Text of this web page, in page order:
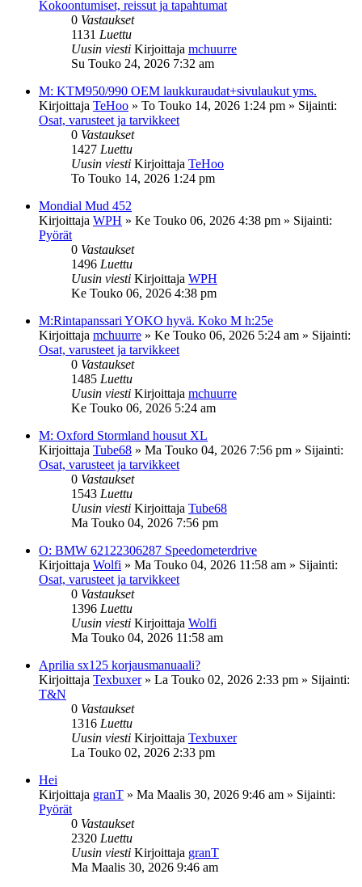
Kokoontumiset, reissut ja tapahtumat
0 Vastaukset
1131 Luettu
Uusin viesti Kirjoittaja mchuurre
Su Touko 24, 2026 7:32 am
M: KTM950/990 OEM laukkuraudat+sivulaukut yms.
Kirjoittaja TeHoo » To Touko 14, 2026 1:24 pm » Sijainti:
Osat, varusteet ja tarvikkeet
0 Vastaukset
1427 Luettu
Uusin viesti Kirjoittaja TeHoo
To Touko 14, 2026 1:24 pm
Mondial Mud 452
Kirjoittaja WPH » Ke Touko 06, 2026 4:38 pm » Sijainti:
Pyörät
0 Vastaukset
1496 Luettu
Uusin viesti Kirjoittaja WPH
Ke Touko 06, 2026 4:38 pm
M:Rintapanssari YOKO hyvä. Koko M h:25e
Kirjoittaja mchuurre » Ke Touko 06, 2026 5:24 am » Sijainti:
Osat, varusteet ja tarvikkeet
0 Vastaukset
1485 Luettu
Uusin viesti Kirjoittaja mchuurre
Ke Touko 06, 2026 5:24 am
M: Oxford Stormland housut XL
Kirjoittaja Tube68 » Ma Touko 04, 2026 7:56 pm » Sijainti:
Osat, varusteet ja tarvikkeet
0 Vastaukset
1543 Luettu
Uusin viesti Kirjoittaja Tube68
Ma Touko 04, 2026 7:56 pm
O: BMW 62122306287 Speedometerdrive
Kirjoittaja Wolfi » Ma Touko 04, 2026 11:58 am » Sijainti:
Osat, varusteet ja tarvikkeet
0 Vastaukset
1396 Luettu
Uusin viesti Kirjoittaja Wolfi
Ma Touko 04, 2026 11:58 am
Aprilia sx125 korjausmanuaali?
Kirjoittaja Texbuxer» La Touko 02, 2026 2:33 pm » Sijainti:
T&N
0 Vastaukset
1316 Luettu
Uusin viesti Kirjoittaja Texbuxer
La Touko 02, 2026 2:33 pm
Hei
Kirjoittaja granT » Ma Maalis 30, 2026 9:46 am » Sijainti:
Pyörät
0 Vastaukset
2320 Luettu
Uusin viesti Kirjoittaja granT
Ma Maalis 30, 2026 9:46 am